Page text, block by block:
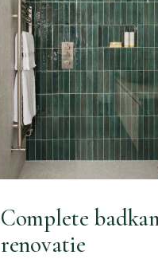
Complete
renovatie